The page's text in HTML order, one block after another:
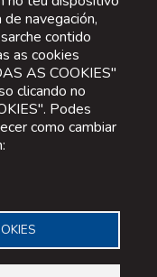
navegación,
contido
as cookies
AS COOKIES"
clicando no
Podes
como cambiar